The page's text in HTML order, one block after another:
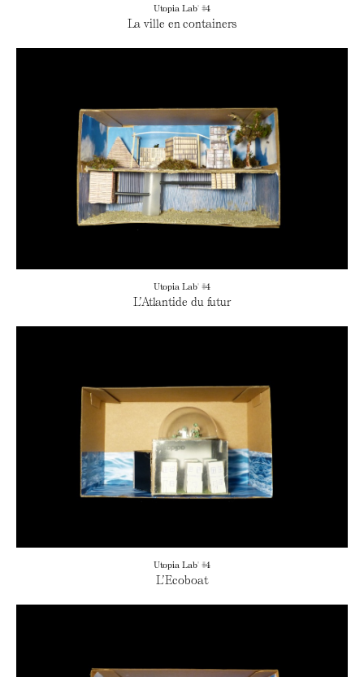
Utopia Lab' #4
La ville en containers
Utopia Lab' #4
L’Atlantide du futur
Utopia Lab' #4
L’Ecoboat